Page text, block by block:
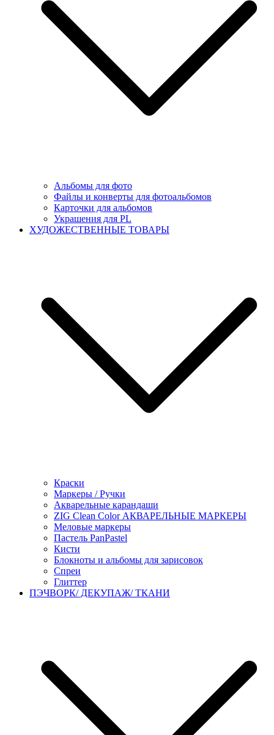
Альбомы для фото
Файлы и конверты для фотоальбомов
Карточки для альбомов
Украшения для PL
ХУДОЖЕСТВЕННЫЕ ТОВАРЫ
Краски
Маркеры / Ручки
Акварельные карандаши
ZIG Clean Color АКВАРЕЛЬНЫЕ МАРКЕРЫ
Меловые маркеры
Пастель PanPastel
Кисти
Блокноты и альбомы для зарисовок
Спреи
Глиттер
ПЭЧВОРК/ ДЕКУПАЖ/ ТКАНИ